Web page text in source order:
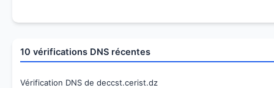
10 vérifications DNS récentes
Vérification DNS de deccst.cerist.dz